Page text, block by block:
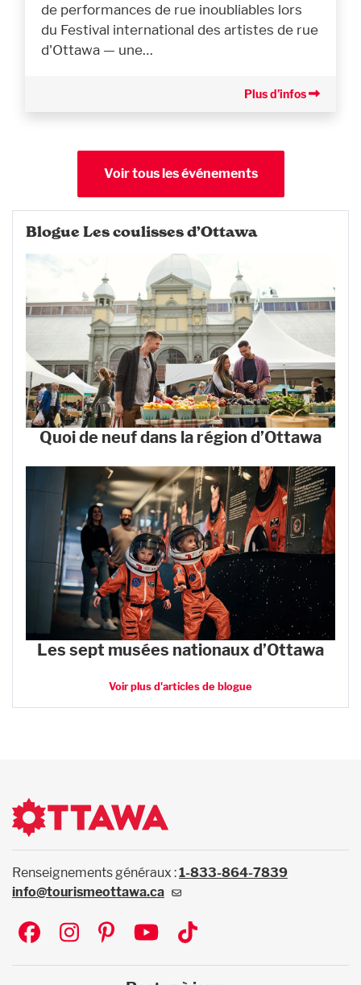
de performances de rue inoubliables lors
du Festival international des artistes de rue
d'Ottawa — une…
Plus d’infos
Voir tous les événements
Blogue Les coulisses d’Ottawa
Quoi de neuf dans la région d’Ottawa
Les sept musées nationaux d’Ottawa
Voir plus d'articles de blogue
Renseignements généraux :1-833-864-7839
info@tourismeottawa.ca
Social